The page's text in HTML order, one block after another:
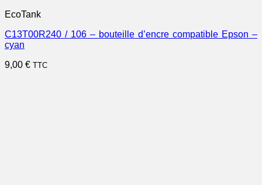
EcoTank
C13T00R240 / 106 – bouteille d’encre compatible Epson –
cyan
9,00 € TTC